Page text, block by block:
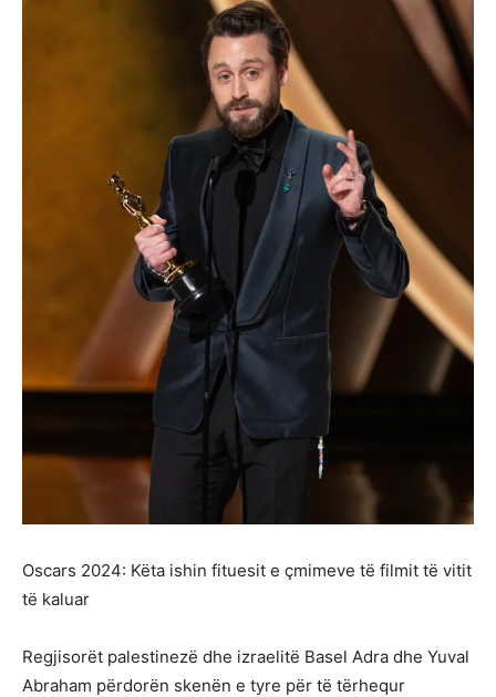
Oscars 2024: Këta ishin fituesit e çmimeve të filmit të vitit
të kaluar
Regjisorët palestinezë dhe izraelitë Basel Adra dhe Yuval
Abraham përdorën skenën e tyre për të tërhequr